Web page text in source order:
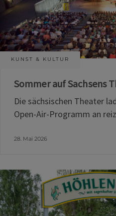
KUNST & KULTUR
Sommer auf Sachsens
Die sächsischen Theater
Open-Air-Programm an
28. Mai 2026